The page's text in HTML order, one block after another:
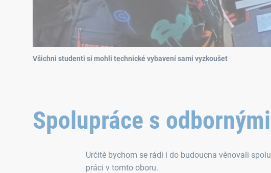
Všichni studenti si mohli technické vybavení sami vyzkoušet
Spolupráce s
Určitě bychom se rádi i do budoucna věnovali
práci v tomto oboru.